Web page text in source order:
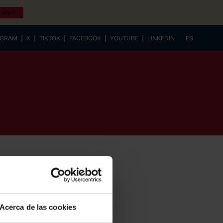
Acerca de las cookies
aquí!
| X | TIKTOK | FACEBOOK | YOUTUBE | LINKEDIN
ES